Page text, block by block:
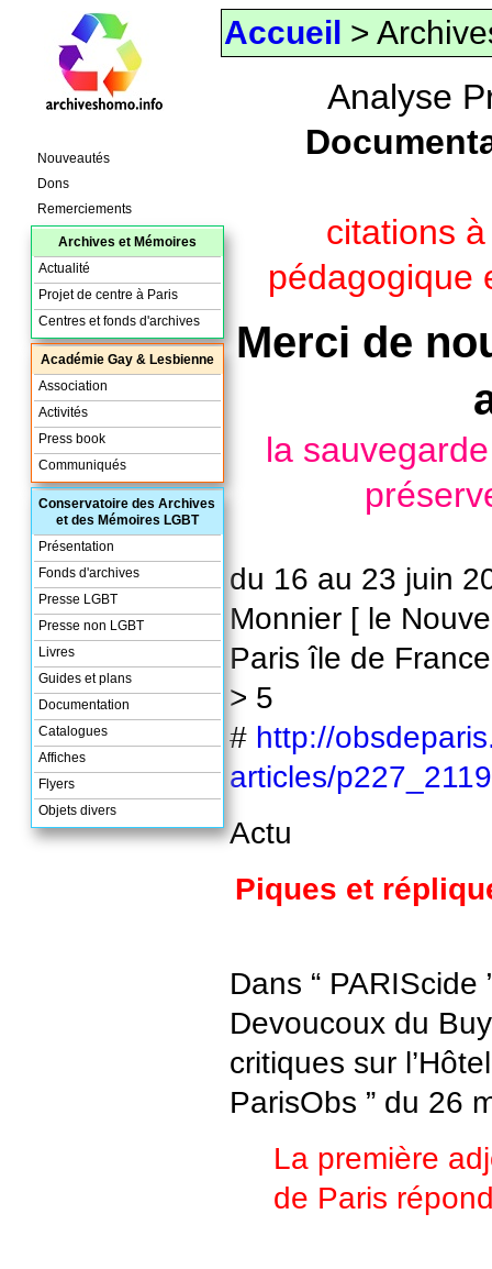
Accueil >
Analyse
citations
pédagogique
Merci de
la
du 16 au 23 juin
Monnier [ le
Paris île de
> 5
# http://
articles/
Actu
Piques et
Dans “ PARIScide
Devoucoux du
critiques sur
ParisObs ” du 26
La première
de Paris
Nouveautés
Dons
Remerciements
Archives et Mémoires
Actualité
Projet de centre à Paris
Centres et fonds d'archives
Académie Gay & Lesbienne
Association
Activités
Press book
Communiqués
Conservatoire des Archives
et des Mémoires LGBT
Présentation
Fonds d'archives
Presse LGBT
Presse non LGBT
Livres
Guides et plans
Documentation
Catalogues
Affiches
Flyers
Objets divers